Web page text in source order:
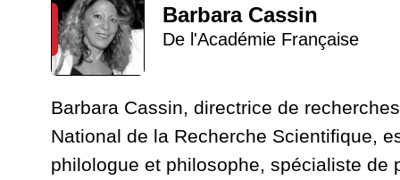
Barbara Cassin
De l'Académie Française
Barbara Cassin, directrice de
National de la Recherche Scientifique,
philologue et philosophe, spécialiste de